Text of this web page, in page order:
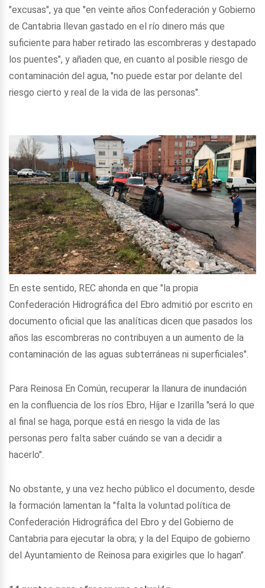
"excusas", ya que "en veinte años Confederación y Gobierno
de Cantabria llevan gastado en el río dinero más que
suficiente para haber retirado las escombreras y destapado
los puentes", y añaden que, en cuanto al posible riesgo de
contaminación del agua, "no puede estar por delante del
riesgo cierto y real de la vida de las personas".
En este sentido, REC ahonda en que "la propia
Confederación Hidrográfica del Ebro admitió por escrito en
documento oficial que las analíticas dicen que pasados los
años las escombreras no contribuyen a un aumento de la
contaminación de las aguas subterráneas ni superficiales".
Para Reinosa En Común, recuperar la llanura de inundación
en la confluencia de los ríos Ebro, Híjar e Izarilla "será lo que
al final se haga, porque está en riesgo la vida de las
personas pero falta saber cuándo se van a decidir a
hacerlo".
No obstante, y una vez hecho público el documento, desde
la formación lamentan la "falta la voluntad política de
Confederación Hidrográfica del Ebro y del Gobierno de
Cantabria para ejecutar la obra; y la del Equipo de gobierno
del Ayuntamiento de Reinosa para exigirles que lo hagan".